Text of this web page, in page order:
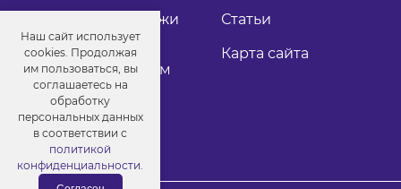
Оптовые продажи
Как стать
дистрибьютером
Статьи
Карта сайта
Наш сайт использует
cookies. Продолжая
им пользоваться, вы
соглашаетесь на
обработку
персональных данных
в соответствии с
политикой
конфиденциальности.